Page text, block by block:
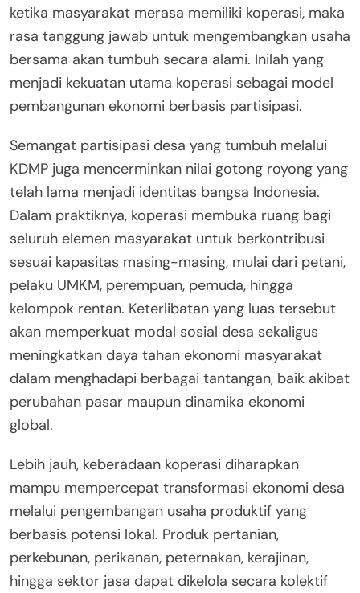
ketika masyarakat merasa memiliki koperasi, maka
rasa tanggung jawab untuk mengembangkan usaha
bersama akan tumbuh secara alami. Inilah yang
menjadi kekuatan utama koperasi sebagai model
pembangunan ekonomi berbasis partisipasi.
Semangat partisipasi desa yang tumbuh melalui
KDMP juga mencerminkan nilai gotong royong yang
telah lama menjadi identitas bangsa Indonesia.
Dalam praktiknya, koperasi membuka ruang bagi
seluruh elemen masyarakat untuk berkontribusi
sesuai kapasitas masing-masing, mulai dari petani,
pelaku UMKM, perempuan, pemuda, hingga
kelompok rentan. Keterlibatan yang luas tersebut
akan memperkuat modal sosial desa sekaligus
meningkatkan daya tahan ekonomi masyarakat
dalam menghadapi berbagai tantangan, baik akibat
perubahan pasar maupun dinamika ekonomi
global.
Lebih jauh, keberadaan koperasi diharapkan
mampu mempercepat transformasi ekonomi desa
melalui pengembangan usaha produktif yang
berbasis potensi lokal. Produk pertanian,
perkebunan, perikanan, peternakan, kerajinan,
hingga sektor jasa dapat dikelola secara kolektif